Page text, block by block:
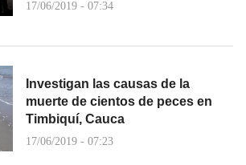
17/06/2019 - 07:34
Investigan las causas de la
muerte de cientos de peces en
Timbiquí, Cauca
17/06/2019 - 07:23